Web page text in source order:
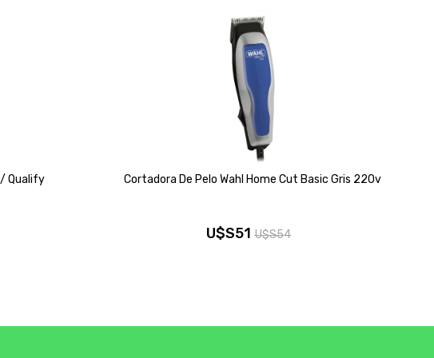
/ Qualify Cortadora De Pelo Wahl Home Cut Basic Gris 220v
U$S54
U$S51